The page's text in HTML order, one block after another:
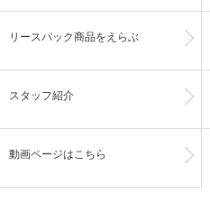
リースパック商品をえらぶ
スタッフ紹介
動画ページはこちら